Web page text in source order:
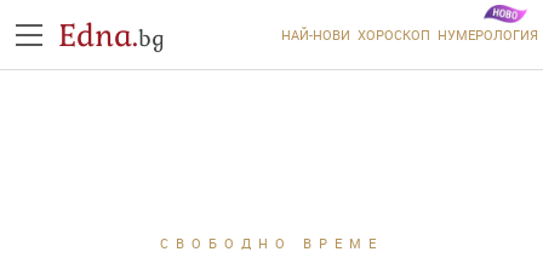
Edna.bg НАЙ-НОВИ ХОРОСКОП НУМЕРОЛОГИЯ
СВОБОДНО ВРЕМЕ